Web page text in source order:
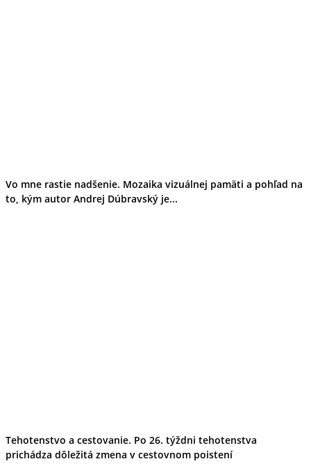
Vo mne rastie nadšenie. Mozaika vizuálnej pamäti a pohľad na
to, kým autor Andrej Dúbravský je...
Tehotenstvo a cestovanie. Po 26. týždni tehotenstva
prichádza dôležitá zmena v cestovnom poistení